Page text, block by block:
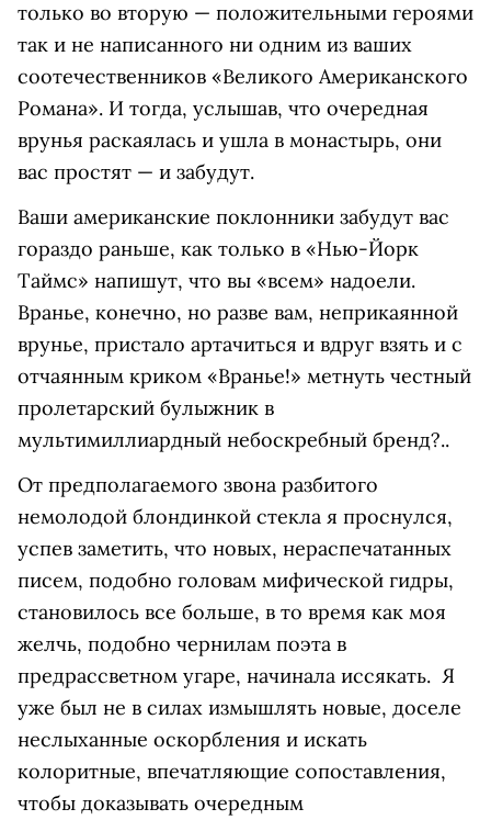
только во вторую — положительными героями
так и не написанного ни одним из ваших
соотечественников «Великого Американского
Романа». И тогда, услышав, что очередная
врунья раскаялась и ушла в монастырь, они
вас простят — и забудут.
Ваши американские поклонники забудут вас
гораздо раньше, как только в «Нью-Йорк
Таймс» напишут, что вы «всем» надоели.
Вранье, конечно, но разве вам, неприкаянной
врунье, пристало артачиться и вдруг взять и с
отчаянным криком «Вранье!» метнуть честный
пролетарский булыжник в
мультимиллиардный небоскребный бренд?..
От предполагаемого звона разбитого
немолодой блондинкой стекла я проснулся,
успев заметить, что новых, нераспечатанных
писем, подобно головам мифической гидры,
становилось все больше, в то время как моя
желчь, подобно чернилам поэта в
предрассветном угаре, начинала иссякать. Я
уже был не в силах измышлять новые, доселе
неслыханные оскорбления и искать
колоритные, впечатляющие сопоставления,
чтобы доказывать очередным